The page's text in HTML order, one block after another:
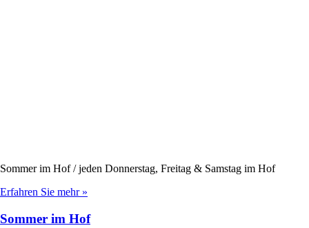
Sommer im Hof / jeden Donnerstag, Freitag & Samstag im Hof
Erfahren Sie mehr »
Sommer im Hof